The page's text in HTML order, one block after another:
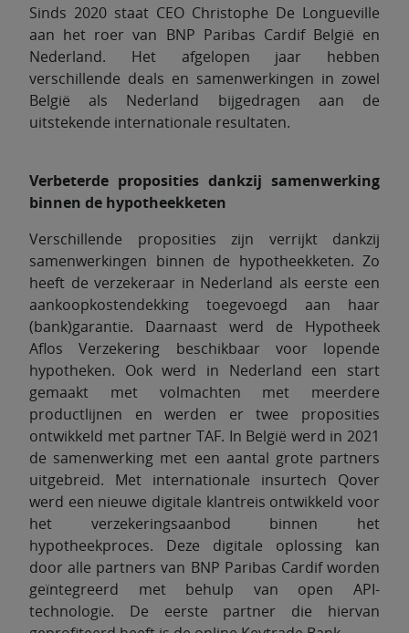
Sinds 2020 staat CEO Christophe De Longueville
aan het roer van BNP Paribas Cardif België en
Nederland. Het afgelopen jaar hebben
verschillende deals en samenwerkingen in zowel
België als Nederland bijgedragen aan de
uitstekende internationale resultaten.
Verbeterde proposities dankzij samenwerking
binnen de hypotheekketen
Verschillende proposities zijn verrijkt dankzij
samenwerkingen binnen de hypotheekketen. Zo
heeft de verzekeraar in Nederland als eerste een
aankoopkostendekking toegevoegd aan haar
(bank)garantie. Daarnaast werd de Hypotheek
Aflos Verzekering beschikbaar voor lopende
hypotheken. Ook werd in Nederland een start
gemaakt met volmachten met meerdere
productlijnen en werden er twee proposities
ontwikkeld met partner TAF. In België werd in 2021
de samenwerking met een aantal grote partners
uitgebreid. Met internationale insurtech Qover
werd een nieuwe digitale klantreis ontwikkeld voor
het verzekeringsaanbod binnen het
hypotheekproces. Deze digitale oplossing kan
door alle partners van BNP Paribas Cardif worden
geïntegreerd met behulp van open API-
technologie. De eerste partner die hiervan